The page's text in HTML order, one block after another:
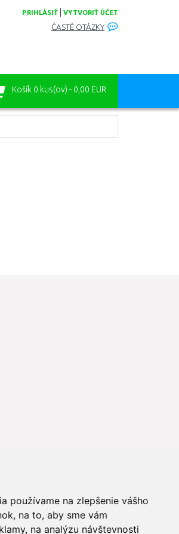
používame na zlepšenie vášho
na to, aby sme vám
na analýzu návštevnosti
PRIHLÁSIŤ VYTVORIŤ ÚČET
ČASTÉ OTÁZKY
Košík 0 kus(ov) - 0,00 EUR